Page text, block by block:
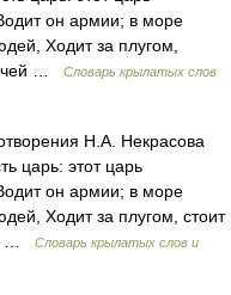
он армии; в море
Ходит за плугом,
…
Словарь крылатых слов
Н.А. Некрасова
царь: этот царь
он армии; в море
Ходит за плугом, стоит
…
Словарь крылатых слов и